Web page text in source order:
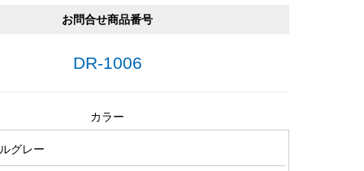
お問合せ商品番号
DR-1006
カラー
グレー